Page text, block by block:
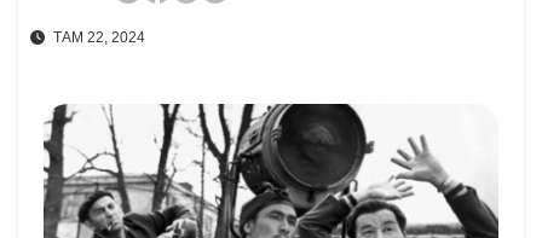
ТАМ 22, 2024